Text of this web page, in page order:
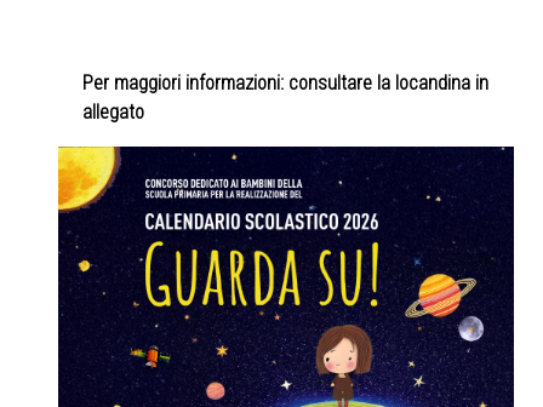
Per maggiori informazioni: consultare la locandina in
allegato